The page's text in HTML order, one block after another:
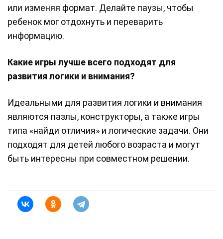
или изменяя формат. Делайте паузы, чтобы
ребенок мог отдохнуть и переварить
информацию.
Какие игры лучше всего подходят для
развития логики и внимания?
Идеальными для развития логики и внимания
являются пазлы, конструкторы, а также игры
типа «найди отличия» и логические задачи. Они
подходят для детей любого возраста и могут
быть интересны при совместном решении.